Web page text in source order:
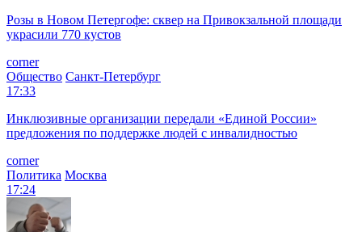
Розы в Новом Петергофе: сквер на Привокзальной площади
украсили 770 кустов
corner
Общество Санкт-Петербург
17:33
Инклюзивные организации передали «Единой России»
предложения по поддержке людей с инвалидностью
corner
Политика Москва
17:24